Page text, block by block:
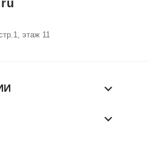
этаж 11